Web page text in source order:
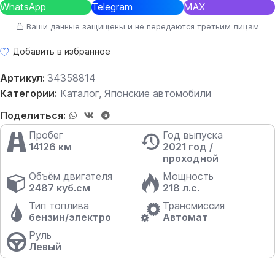
WhatsApp
Telegram MAX
Ваши данные защищены и не передаются третьим лицам
Добавить в избранное
Артикул: 34358814
Категории: Каталог, Японские автомобили
Поделиться:
Пробег
14126 км
Год выпуска
2021 год /
проходной
Объём двигателя
2487 куб.см
Мощность
218 л.с.
Тип топлива
бензин/электро
Трансмиссия
Автомат
Руль
Левый